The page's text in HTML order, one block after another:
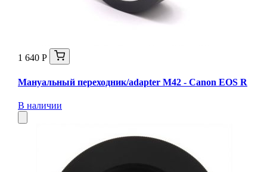
1 640 Р
Мануальный переходник/adapter M42 - Canon EOS R
В наличии